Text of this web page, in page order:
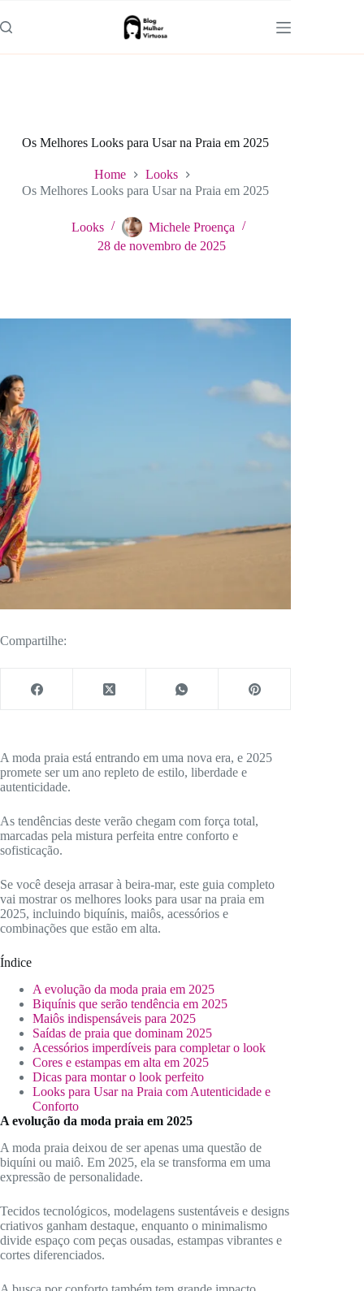
para
o
Os Melhores Looks para Usar na Praia em 2025
Home
Looks
Os Melhores Looks para Usar na Praia em 2025
Looks
Michele Proença
28 de novembro de 2025
Compartilhe:
A moda praia está entrando em uma nova era, e 2025
promete ser um ano repleto de estilo, liberdade e
autenticidade.
As tendências deste verão chegam com força total,
marcadas pela mistura perfeita entre conforto e
sofisticação.
Se você deseja arrasar à beira-mar, este guia completo
vai mostrar os melhores looks para usar na praia em
2025, incluindo biquínis, maiôs, acessórios e
combinações que estão em alta.
Índice
A evolução da moda praia em 2025
Biquínis que serão tendência em 2025
Maiôs indispensáveis para 2025
Saídas de praia que dominam 2025
Acessórios imperdíveis para completar o look
Cores e estampas em alta em 2025
Dicas para montar o look perfeito
Looks para Usar na Praia com Autenticidade e
Conforto
A evolução da moda praia em 2025
A moda praia deixou de ser apenas uma questão de
biquíni ou maiô. Em 2025, ela se transforma em uma
expressão de personalidade.
Tecidos tecnológicos, modelagens sustentáveis e designs
criativos ganham destaque, enquanto o minimalismo
divide espaço com peças ousadas, estampas vibrantes e
cortes diferenciados.